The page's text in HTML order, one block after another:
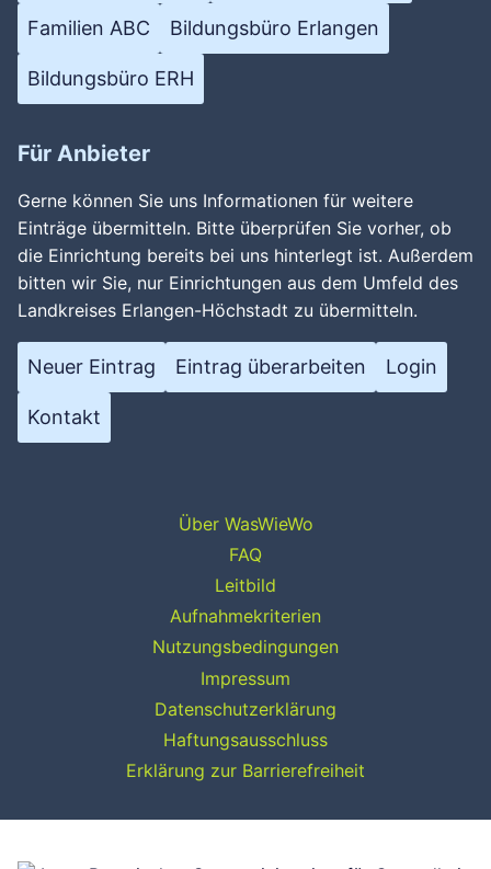
Familien ABC Bildungsbüro Erlangen
Bildungsbüro ERH
Für Anbieter
Gerne können Sie uns Informationen für weitere
Einträge übermitteln. Bitte überprüfen Sie vorher, ob
die Einrichtung bereits bei uns hinterlegt ist. Außerdem
bitten wir Sie, nur Einrichtungen aus dem Umfeld des
Landkreises Erlangen-Höchstadt zu übermitteln.
Neuer Eintrag Eintrag überarbeiten Login
Kontakt
Über WasWieWo
FAQ
Leitbild
Aufnahmekriterien
Nutzungsbedingungen
Impressum
Datenschutzerklärung
Haftungsausschluss
Erklärung zur Barrierefreiheit